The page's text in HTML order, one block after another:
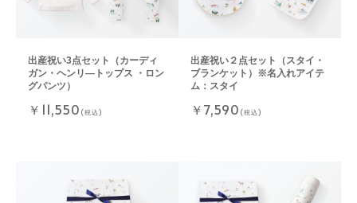
出産祝い3点セット（カーディ
ガン・ヘンリ―トップス ・ロン
グパンツ）
￥11,550 (税込)
出産祝い２点セット（スタイ・
ブランケット）※名入れアイテ
ム：スタイ
￥7,590 (税込)